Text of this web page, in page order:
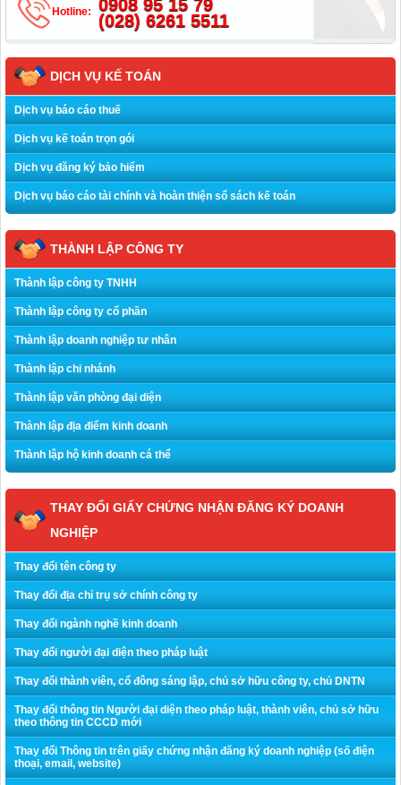
Hotline:
0908 95 15 79
(028) 6261 5511
DỊCH VỤ KẾ TOÁN
Dịch vụ báo cáo thuế
Dịch vụ kế toán trọn gói
Dịch vụ đăng ký bảo hiểm
Dịch vụ báo cáo tài chính và hoàn thiện sổ sách kế toán
THÀNH LẬP CÔNG TY
Thành lập công ty TNHH
Thành lập công ty cổ phần
Thành lập doanh nghiệp tư nhân
Thành lập chi nhánh
Thành lập văn phòng đại diện
Thành lập địa điểm kinh doanh
Thành lập hộ kinh doanh cá thể
THAY ĐỔI GIẤY CHỨNG NHẬN ĐĂNG KÝ DOANH
NGHIỆP
Thay đổi tên công ty
Thay đổi địa chỉ trụ sở chính công ty
Thay đổi ngành nghề kinh doanh
Thay đổi người đại diện theo pháp luật
Thay đổi thành viên, cổ đông sáng lập, chủ sở hữu công ty, chủ DNTN
Thay đổi thông tin Người đại diện theo pháp luật, thành viên, chủ sở hữu
theo thông tin CCCD mới
Thay đổi Thông tin trên giấy chứng nhận đăng ký doanh nghiệp (số điện
thoại, email, website)